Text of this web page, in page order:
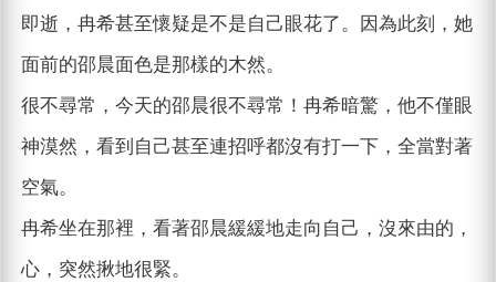
即逝，冉希甚至懷疑是不是自己眼花了。因為此刻，她
面前的邵晨面色是那樣的木然。
很不尋常，今天的邵晨很不尋常！冉希暗驚，他不僅眼
神漠然，看到自己甚至連招呼都沒有打一下，全當對著
空氣。
冉希坐在那裡，看著邵晨緩緩地走向自己，沒來由的，
心，突然揪地很緊。